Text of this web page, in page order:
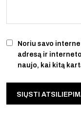
Noriu savo
adresą ir
naujo, kai kitą